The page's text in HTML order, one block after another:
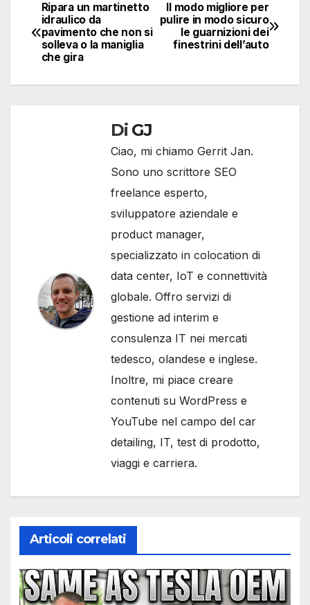
Navigazione
articoli
Il modo migliore per
pulire in modo sicuro
le guarnizioni dei
finestrini dell’auto
Ripara un martinetto
idraulico da
pavimento che non si
solleva o la maniglia
che gira
Di GJ
Ciao, mi chiamo Gerrit Jan.
Sono uno scrittore SEO
freelance esperto,
sviluppatore aziendale e
product manager,
specializzato in colocation di
data center, IoT e connettività
globale. Offro servizi di
gestione ad interim e
consulenza IT nei mercati
tedesco, olandese e inglese.
Inoltre, mi piace creare
contenuti su WordPress e
YouTube nel campo del car
detailing, IT, test di prodotto,
viaggi e carriera.
Articoli correlati